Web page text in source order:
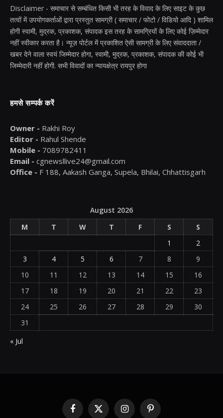
Disclaimer - समाचार से सम्बंधित किसी भी तरह के विवाद के लिए साइट के कुछ
तत्वों में उपयोगकर्ताओं द्वारा प्रस्तुत सामग्री ( समाचार / फोटो / विडियो आदि ) शामिल
होगी स्वामी, मुद्रक, प्रकाशक, संपादक इस तरह के सामग्रियों के लिए कोई ज़िम्मेदार
नहीं स्वीकार करता है। न्यूज़ पोर्टल में प्रकाशित ऐसी सामग्री के लिए संवाददाता /
खबर देने वाला स्वयं जिम्मेदार होगा, स्वामी, मुद्रक, प्रकाशक, संपादक की कोई भी
जिम्मेदारी नहीं होगी. सभी विवादों का न्यायक्षेत्र रायपुर होगा
हमसे सम्पर्क करें
Owner - Rakhi Roy
Editor - Rahul Shende
Mobile - 7089782411
Email - cgnewsllive24@gmail.com
Office - F 188, Aakash Ganga, Supela, Bhilai, Chhattisgarh
August 2026
M
T W T F S
S
1
2
3
4 5 6 7 8
9
10
11 12 13 14 15
16
17
18 19 20 21 22
23
24
25 26 27 28 29
30
31
« Jul
Facebook
X
InstagramPinterest